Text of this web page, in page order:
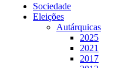
Sociedade
Eleições
Autárquicas
2025
2021
2017